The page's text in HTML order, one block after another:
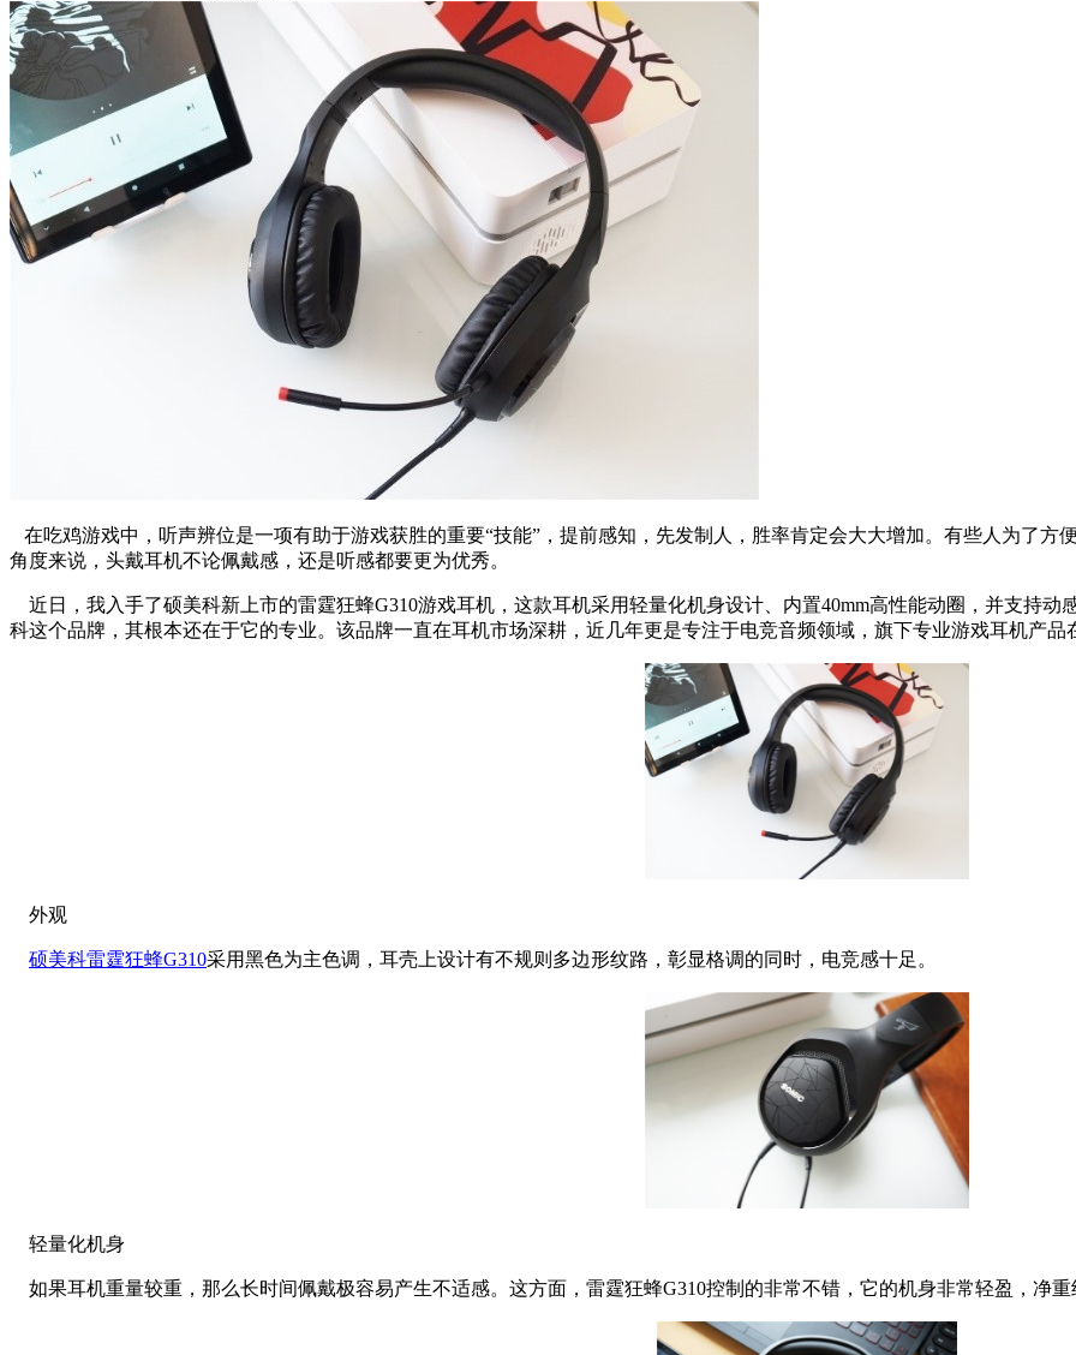
在吃鸡游戏中，听声辨位是一项有助于游戏获胜的重要“技能”，提前感知，先发制人，胜率肯定会大大增加。有些人为了方
角度来说，头戴耳机不论佩戴感，还是听感都要更为优秀。
近日，我入手了硕美科新上市的雷霆狂蜂G310游戏耳机，这款耳机采用轻量化机身设计、内置40mm高性能动圈，并支持
科这个品牌，其根本还在于它的专业。该品牌一直在耳机市场深耕，近几年更是专注于电竞音频领域，旗下专业游戏耳机产品
外观
硕美科雷霆狂蜂G310采用黑色为主色调，耳壳上设计有不规则多边形纹路，彰显格调的同时，电竞感十足。
轻量化机身
如果耳机重量较重，那么长时间佩戴极容易产生不适感。这方面，雷霆狂蜂G310控制的非常不错，它的机身非常轻盈，净重